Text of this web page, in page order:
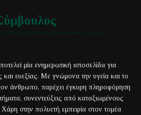
μία ενημερωτική ιστοσελίδα για
και ευεξίας. Με γνώμονα την υγεία και το
άνθρωπο, παρέχει έγκυρη πληροφόρηση
συνεντεύξεις από καταξιωμένους
Χάρη στην πολυετή εμπειρία στον τομέα